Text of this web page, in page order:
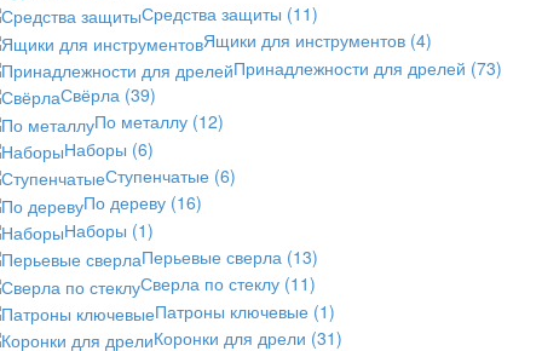
Средства защиты (11)
Ящики для инструментов (4)
Принадлежности для дрелей (73)
Свёрла (39)
По металлу (12)
Наборы (6)
Ступенчатые (6)
По дереву (16)
Наборы (1)
Перьевые сверла (13)
Сверла по стеклу (11)
Патроны ключевые (1)
Коронки для дрели (31)